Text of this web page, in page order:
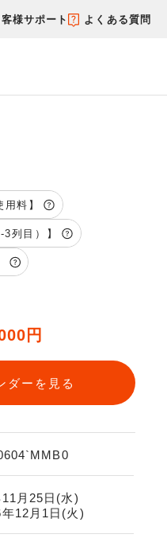
様サポート よくある質問
料】
列目）】
円
ダーを見る
月25日(水)
12月1日(火)